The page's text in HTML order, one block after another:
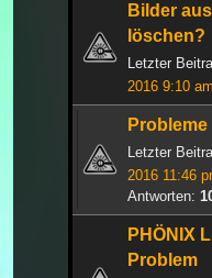
Bilder
löschen?
Letzter
2016 9:10 am
Letzter
2016 11:46
Antworten:
PHÖNIX
Problem